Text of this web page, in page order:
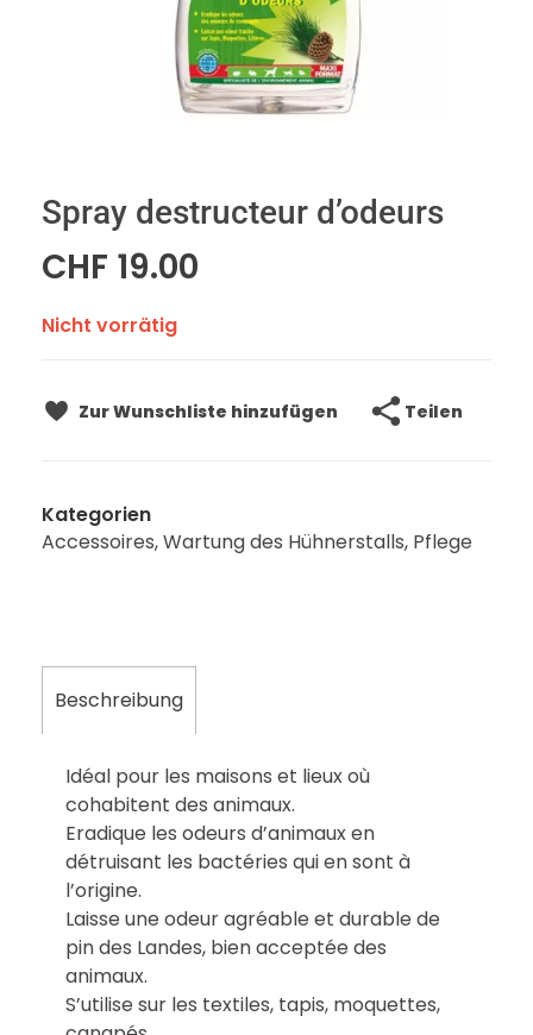
Spray destructeur d’odeurs
CHF 19.00
Nicht vorrätig
Zur Wunschliste hinzufügen Teilen
Kategorien
Accessoires,Wartung des Hühnerstalls, Pflege
Beschreibung
Idéal pour les maisons et lieux où
cohabitent des animaux.
Eradique les odeurs d’animaux en
détruisant les bactéries qui en sont à
l’origine.
Laisse une odeur agréable et durable de
pin des Landes, bien acceptée des
animaux.
S’utilise sur les textiles, tapis, moquettes,